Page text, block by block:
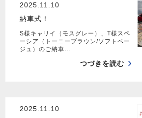
2025.11.10
納車式！
S様キャリイ（モスグレー）、T様スペ
ーシア（トーニーブラウン/ソフトベー
ジュ）のご納車…
つづきを読む
2025.11.10